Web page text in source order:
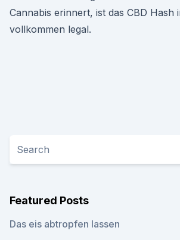
Cannabis erinnert, ist das CBD Hash
vollkommen legal.
Featured Posts
Das eis abtropfen lassen